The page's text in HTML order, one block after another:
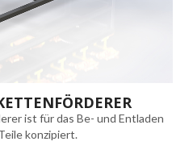
ist für das Be- und Entladen
konzipiert.